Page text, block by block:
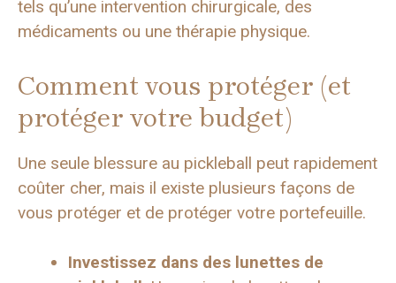
tels qu’une intervention chirurgicale, des
médicaments ou une thérapie physique.
Comment vous protéger (et
protéger votre budget)
Une seule blessure au pickleball peut rapidement
coûter cher, mais il existe plusieurs façons de
vous protéger et de protéger votre portefeuille.
Investissez dans des lunettes de